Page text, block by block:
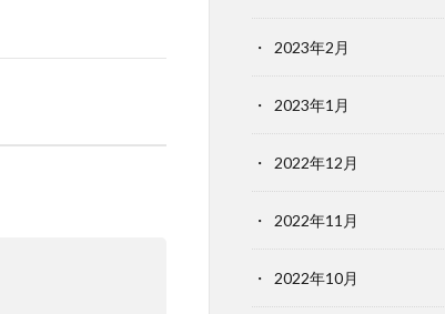
2023年2月
2023年1月
2022年12月
2022年11月
2022年10月